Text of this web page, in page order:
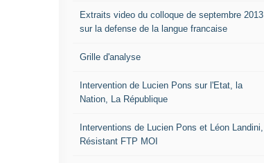
Extraits video du colloque de septembre 2013
sur la defense de la langue francaise
Grille d'analyse
Intervention de Lucien Pons sur l'Etat, la
Nation, La République
Interventions de Lucien Pons et Léon Landini,
Résistant FTP MOI